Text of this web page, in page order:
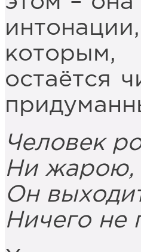
которым,
остаётся
Человек
Ни жарою,
Он
Ничего не